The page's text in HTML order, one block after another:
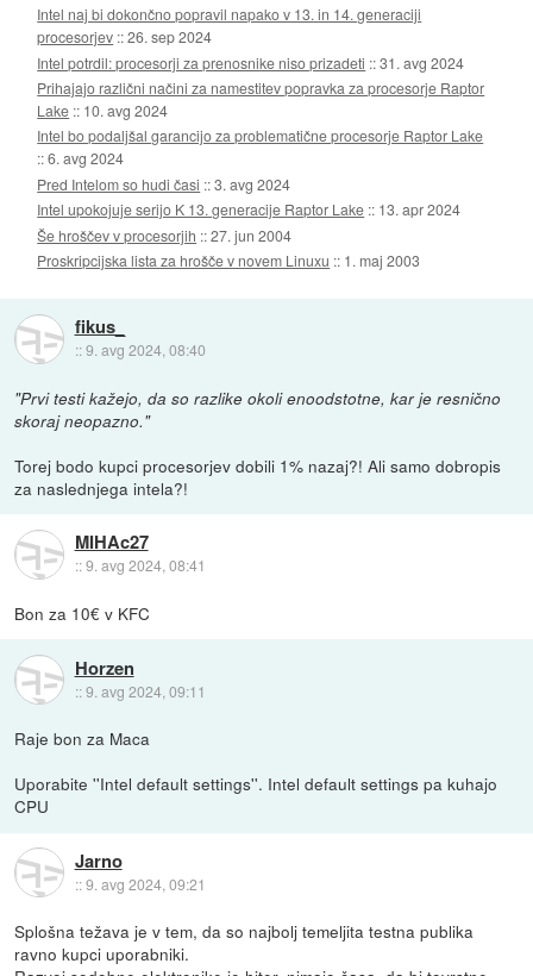
Intel naj bi dokončno popravil napako v 13. in 14. generaciji
procesorjev ::26. sep 2024
Intel potrdil: procesorji za prenosnike niso prizadeti ::31. avg 2024
Prihajajo različni načini za namestitev popravka za procesorje Raptor
Lake :: 10. avg 2024
Intel bo podaljšal garancijo za problematične procesorje Raptor Lake
::6. avg 2024
Pred Intelom so hudi časi ::3. avg 2024
Intel upokojuje serijo K 13. generacije Raptor Lake :: 13. apr 2024
Še hroščev v procesorjih ::27. jun 2004
Proskripcijska lista za hrošče v novem Linuxu :: 1. maj 2003
fikus_
::9. avg 2024, 08:40
"Prvi testi kažejo, da so razlike okoli enoodstotne, kar je resnično
skoraj neopazno."
Torej bodo kupci procesorjev dobili 1% nazaj?! Ali samo dobropis
za naslednjega intela?!
MIHAc27
::9. avg 2024, 08:41
Bon za 10€ v KFC
Horzen
::9. avg 2024, 09:11
Raje bon za Maca
Uporabite ''Intel default settings''. Intel default settings pa kuhajo
CPU
Jarno
::9. avg 2024, 09:21
Splošna težava je v tem, da so najbolj temeljita testna publika
ravno kupci uporabniki.